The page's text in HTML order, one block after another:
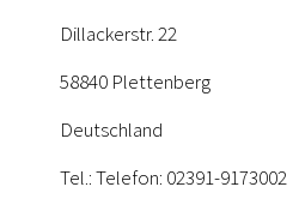
Dillackerstr. 22
58840 Plettenberg
Deutschland
Tel.: Telefon: 02391-9173002